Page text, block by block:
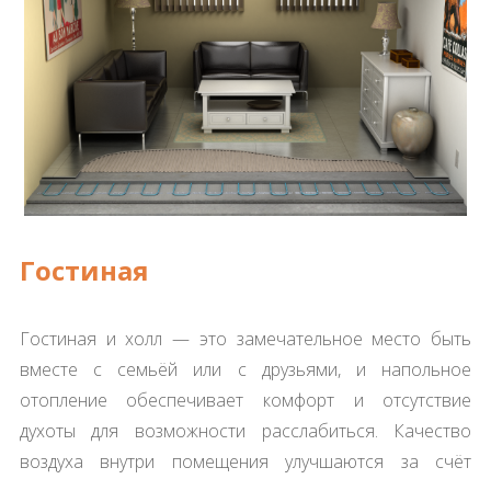
Гостиная
Гостиная и холл — это замечательное место быть
вместе с семьёй или с друзьями, и напольное
отопление обеспечивает комфорт и отсутствие
духоты для возможности расслабиться. Качество
воздуха внутри помещения улучшаются за счёт